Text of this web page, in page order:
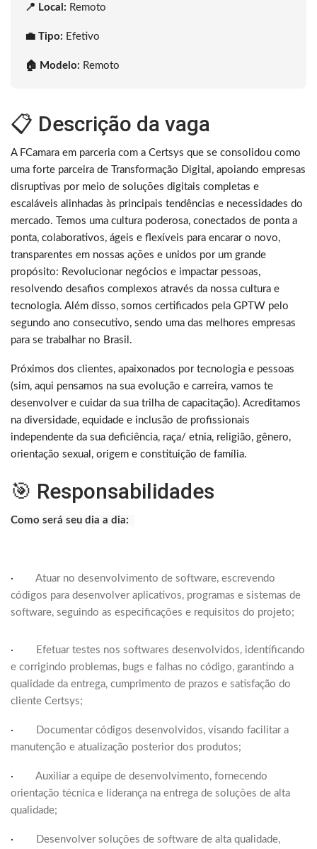
📍 Local: Remoto
💼 Tipo: Efetivo
🏠 Modelo: Remoto
📋 Descrição da vaga
A FCamara em parceria com a Certsys que se consolidou como
uma forte parceira de Transformação Digital, apoiando empresas
disruptivas por meio de soluções digitais completas e
escaláveis alinhadas às principais tendências e necessidades do
mercado. Temos uma cultura poderosa, conectados de ponta a
ponta, colaborativos, ágeis e flexíveis para encarar o novo,
transparentes em nossas ações e unidos por um grande
propósito: Revolucionar negócios e impactar pessoas,
resolvendo desafios complexos através da nossa cultura e
tecnologia. Além disso, somos certificados pela GPTW pelo
segundo ano consecutivo, sendo uma das melhores empresas
para se trabalhar no Brasil.
Próximos dos clientes, apaixonados por tecnologia e pessoas
(sim, aqui pensamos na sua evolução e carreira, vamos te
desenvolver e cuidar da sua trilha de capacitação). Acreditamos
na diversidade, equidade e inclusão de profissionais
independente da sua deficiência, raça/ etnia, religião, gênero,
orientação sexual, origem e constituição de família.
🎯 Responsabilidades
Como será seu dia a dia:
· Atuar no desenvolvimento de software, escrevendo
códigos para desenvolver aplicativos, programas e sistemas de
software, seguindo as especificações e requisitos do projeto;
·
Efetuar testes nos softwares desenvolvidos, identificando
e corrigindo problemas, bugs e falhas no código, garantindo a
qualidade da entrega, cumprimento de prazos e satisfação do
cliente Certsys;
·
Documentar códigos desenvolvidos, visando facilitar a
manutenção e atualização posterior dos produtos;
· Auxiliar a equipe de desenvolvimento, fornecendo
orientação técnica e liderança na entrega de soluções de alta
qualidade;
·
Desenvolver soluções de software de alta qualidade,